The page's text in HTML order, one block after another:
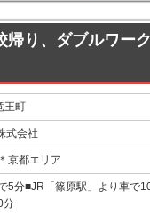
り、ダブルワー
王町
式会社
京都エリア
5分■JR「篠原駅」より車で
分